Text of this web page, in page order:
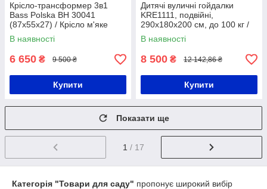
Крісло-трансформер 3в1
Bass Polska BH 30041
(87х55х27) / Крісло м'яке
розкладне / Крісло-
реклайнер
В наявності
6 650 ₴ 9 500 ₴
Купити
Дитячі вуличні гойдалки
KRE1111, подвійні,
290х180х200 см, до 100 кг /
Гойдалки дитячі двомісні /
Вуличні дитячі гойдалки
В наявності
8 500 ₴ 12 142,86 ₴
Купити
Показати ще
1 / 17
Категорія "Товари для саду" пропонує широкий вибір